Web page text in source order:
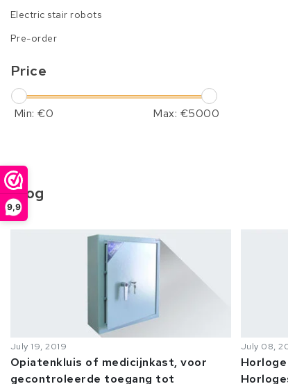
9,9
Electric stair robots
Pre-order
Price
Min: €0 Max: €5000
Blog
July 19, 2019
Opiatenkluis of medicijnkast, voor
gecontroleerde toegang tot
July 08,
Horloge